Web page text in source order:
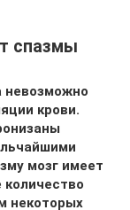
спазмы
невозможно
крови.
мозг имеет
некоторых